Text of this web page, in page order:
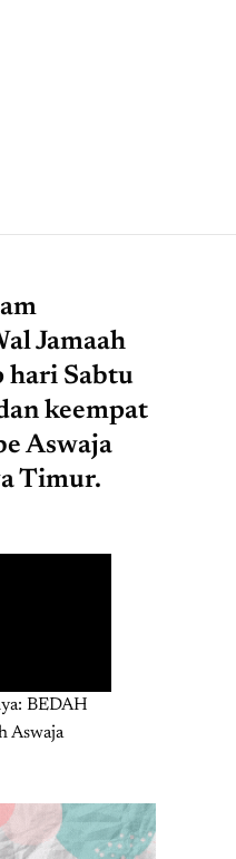
Jamaah
hari Sabtu
keempat
Aswaja
Timur.
BEDAH
Aswaja